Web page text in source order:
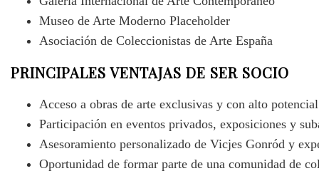
Museo de Arte Moderno Placeholder
Asociación de Coleccionistas de Arte España
PRINCIPALES VENTAJAS DE SER SOCIO
Acceso a obras de arte exclusivas y con alto
Participación en eventos privados, exposiciones y
Asesoramiento personalizado de Vicjes Gonród y
Oportunidad de formar parte de una comunidad de